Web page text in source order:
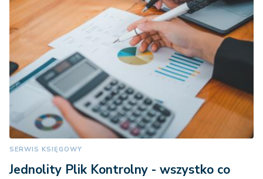
SERWIS KSIĘGOWY
Jednolity Plik Kontrolny - wszystko co